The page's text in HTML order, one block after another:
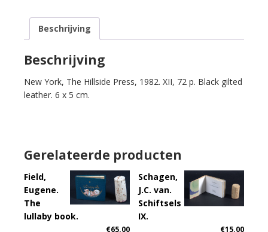
aantal
Beschrijving
Beschrijving
New York, The Hillside Press, 1982. XII, 72 p. Black gilted
leather. 6 x 5 cm.
Gerelateerde producten
Field,
Eugene.
The
lullaby book.
€65.00
Schagen,
J.C. van.
Schiftsels
IX.
€15.00